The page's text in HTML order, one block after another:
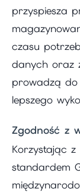
przyspiesza
czasu
danych oraz
prowadzą do
lepszego
Zgodność z
Korzystając
standardem